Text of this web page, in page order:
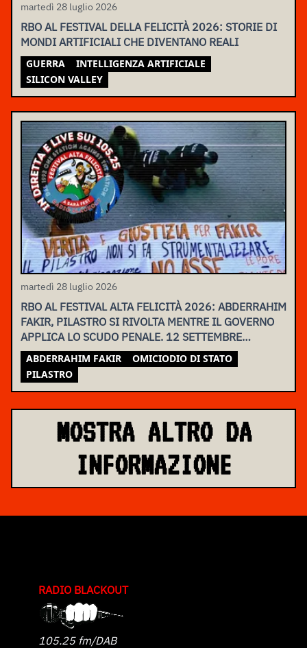
martedì 28 luglio 2026
RBO AL FESTIVAL DELLA FELICITÀ 2026: STORIE DI
MONDI ARTIFICIALI CHE DIVENTANO REALI
GUERRA
INTELLIGENZA ARTIFICIALE
SILICON VALLEY
martedì 28 luglio 2026
RBO AL FESTIVAL ALTA FELICITÀ 2026: ABDERRAHIM
FAKIR, PILASTRO SI RIVOLTA MENTRE IL GOVERNO
APPLICA LO SCUDO PENALE. 12 SETTEMBRE
ASSEMBLEA NAZIONALE
ABDERRAHIM FAKIR
OMICIODIO DI STATO
PILASTRO
MOSTRA ALTRO DA
INFORMAZIONE
RADIO BLACKOUT
105.25 fm/DAB